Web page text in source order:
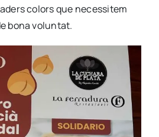
colors que neces­si­tem
bona volun­tat.